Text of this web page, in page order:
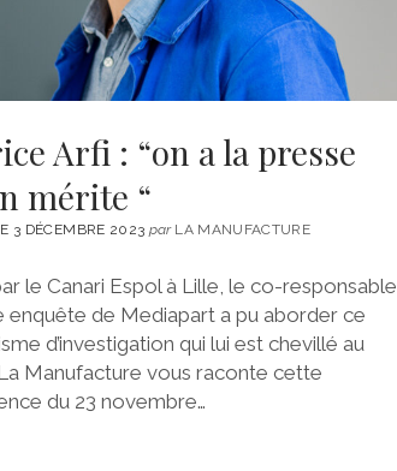
Arfi : “on a la presse
mérite “
3 DÉCEMBRE 2023 parLA MANUFACTURE
le Canari Espol à Lille, le co-responsable
enquête de Mediapart a pu aborder ce
d’investigation qui lui est chevillé au
Manufacture vous raconte cette
du 23 novembre…